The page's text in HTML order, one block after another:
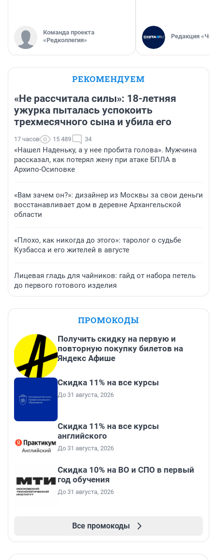
Команда проекта
«Редколлегия»
Редакция
РЕКОМЕНДУЕМ
«Не рассчитала силы»: 18-летняя
ужурка пыталась успокоить
трехмесячного сына и убила его
17 часов 15 489 34
«Нашел Наденьку, а у нее пробита голова». Мужчина
рассказал, как потерял жену при атаке БПЛА в
Архипо-Осиповке
«Вам зачем он?»: дизайнер из Москвы за свои деньги
восстанавливает дом в деревне Архангельской
области
«Плохо, как никогда до этого»: таролог о судьбе
Кузбасса и его жителей в августе
Лицевая гладь для чайников: гайд от набора петель
до первого готового изделия
ПРОМОКОДЫ
Получить скидку на первую и
повторную покупку билетов на
Яндекс Афише
Скидка 11% на все курсы
До 31 августа, 2026
Скидка 11% на все курсы
английского
До 31 августа, 2026
Скидка 10% на ВО и СПО в первый
год обучения
До 31 августа, 2026
Все промокоды